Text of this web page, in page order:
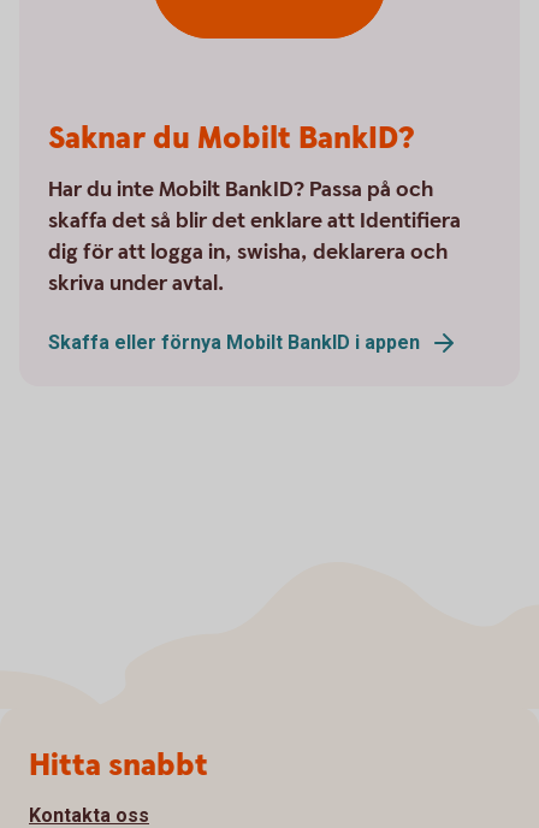
Saknar du Mobilt BankID?
Har du inte Mobilt BankID? Passa på och
skaffa det så blir det enklare att Identifiera
dig för att logga in, swisha, deklarera och
skriva under avtal.
Skaffa eller förnya Mobilt BankID i appen
Sidfot
Hitta snabbt
Kontakta oss